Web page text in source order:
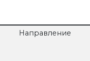
Направление